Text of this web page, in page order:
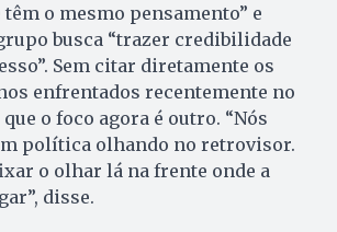
têm o mesmo pensamento” e
busca “trazer credibilidade
Sem citar diretamente os
enfrentados recentemente no
o foco agora é outro. “Nós
política olhando no retrovisor.
o olhar lá na frente onde a
disse.